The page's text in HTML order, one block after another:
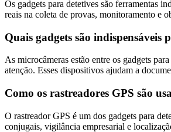
Os gadgets para detetives são ferramentas
reais na coleta de provas, monitoramento e
Quais gadgets são indispensáveis
As microcâmeras estão entre os gadgets para
atenção. Esses dispositivos ajudam a
Como os rastreadores GPS são
O rastreador GPS é um dos gadgets para
conjugais, vigilância empresarial e